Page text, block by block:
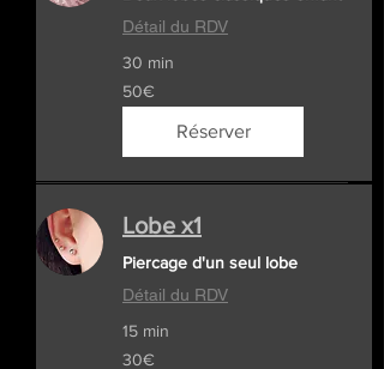
Détail du RDV
30 min
50€
50€
Réserver
Lobe x1
Piercage d'un seul lobe
Détail du RDV
15 min
30€
30€